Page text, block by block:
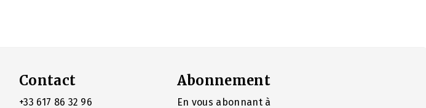
Contact
+33 617 86 32 96
Abonnement
En vous abonnant à